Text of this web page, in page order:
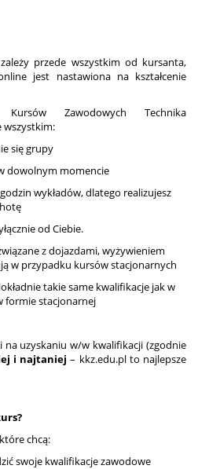
przede wszystkim od kursanta,
jest nastawiona na kształcenie
Kursów Zawodowych Technika
wszystkim:
się grupy
dowolnym momencie
wykładów, dlatego realizujesz
od Ciebie.
z dojazdami, wyżywieniem
w przypadku kursów stacjonarnych
takie same kwalifikacje jak w
formie stacjonarnej
na uzyskaniu w/w kwalifikacji (zgodnie
i najtaniej – kkz.edu.pl to najlepsze
chcą:
swoje kwalifikacje zawodowe